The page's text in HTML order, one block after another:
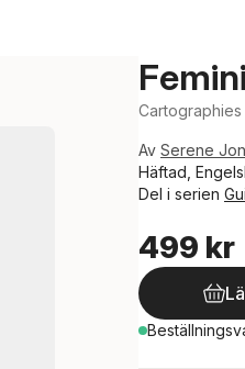
Av Serene
Häftad,
Del i serien
499 kr